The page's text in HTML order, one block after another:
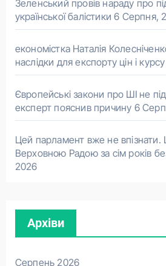
Зеленський провів нараду про
української балістики 6 Серпня,
економістка Наталія
наслідки для експорту цін і курсу
Європейські закони про ШІ не
експерт пояснив причину 6
Цей парламент вже не впізнати.
Верховною Радою за сім років
2026
Архіви
Серпень 2026